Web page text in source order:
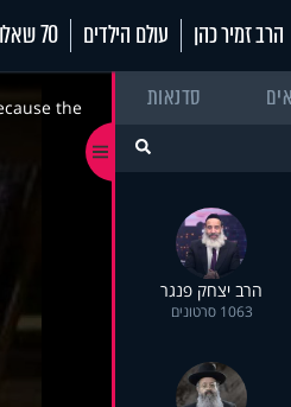
הרב זמיר כהן עולם הילדים 70 שאלות
סדנאות
הרב יצחק פנגר
1063 סרטונים
the